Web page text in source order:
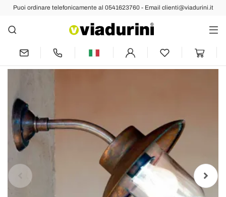
Puoi ordinare telefonicamente al 0541623760 - Email clienti@viadurini.it
Indietro Prec Succ
Applique Nabucco di Aldo Bernardi, in
rame e ottone anticati, vetro